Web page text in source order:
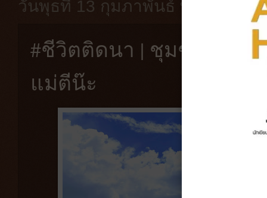
วันพุธที่ 13 กุมภาพันธ์ พ.ศ. 2562
#ชีวิตติดนา | ชุมชนท่องเ
แม่ตีน๊ะ